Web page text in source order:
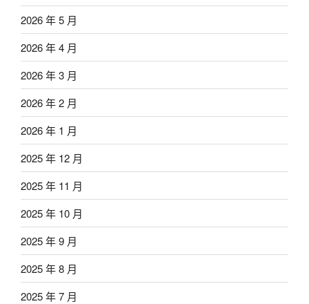
2026 年 5 月
2026 年 4 月
2026 年 3 月
2026 年 2 月
2026 年 1 月
2025 年 12 月
2025 年 11 月
2025 年 10 月
2025 年 9 月
2025 年 8 月
2025 年 7 月